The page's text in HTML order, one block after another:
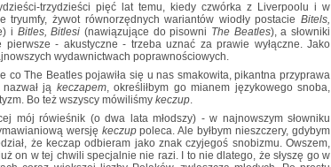
trzydzieści pięć lat temu, kiedy czwórka z Liverpoolu i w
tryumfy, żywot równorzędnych wariantów wiodły postacie Bitels,
i Bitles, Bitlesi (nawiązujące do pisowni The Beatles), a słowniki
pierwsze - akustyczne - trzeba uznać za prawie wyłączne. Jako
wydawnictwach poprawnościowych.
co The Beatles pojawiła się u nas smakowita, pikantna przyprawa
ją keczapem, określiłbym go mianem językowego snoba,
Bo też wszyscy mówiliśmy keczup.
mój rówieśnik (o dwa lata młodszy) - w najnowszym słowniku
wersję keczuppoleca. Ale byłbym nieszczery, gdybym
że keczap odbieram jako znak czyjegoś snobizmu. Owszem,
on w tej chwili specjalnie nie razi. I to nie dlatego, że słyszę go w